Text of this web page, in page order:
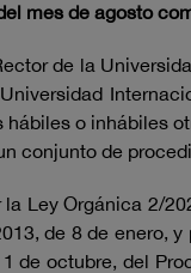
mes de agosto
de la
o inhábiles
conjunto de
Ley Orgánica 2/
de 8 de enero,
octubre, del